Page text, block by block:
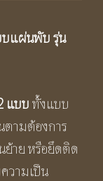
แผ่นพับ รุ่น
แบบทั้งแบบ
ตามต้องการ
ย้าย หรือยึดติด
วามเป็น